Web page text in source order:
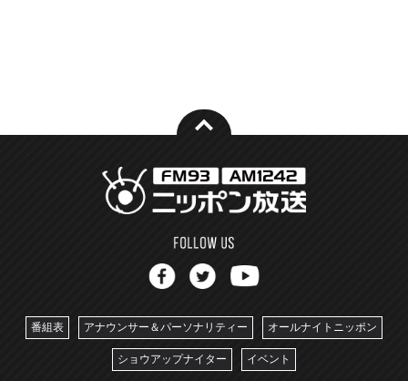
番組表 アナウンサー＆パーソナリティー オールナイトニッポン
ショウアップナイター イベント